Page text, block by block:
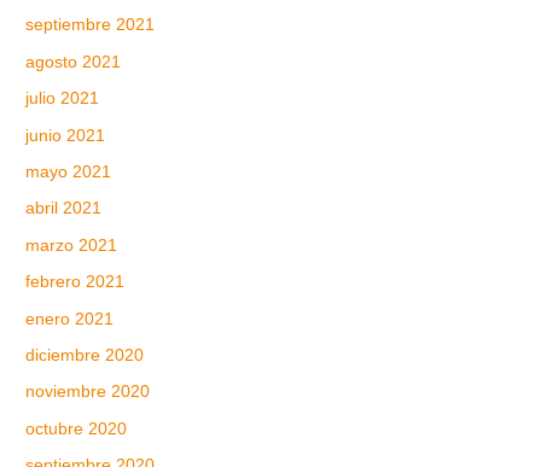
septiembre 2021
agosto 2021
julio 2021
junio 2021
mayo 2021
abril 2021
marzo 2021
febrero 2021
enero 2021
diciembre 2020
noviembre 2020
octubre 2020